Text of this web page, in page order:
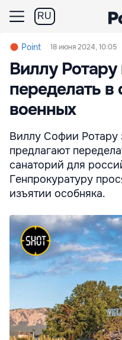
RU
Point 18 июня 2024, 10:05
Виллу
переделать в
военных
Виллу Софии Ротару
предлагают
санаторий для
Генпрокуратуру
изъятии особняка.